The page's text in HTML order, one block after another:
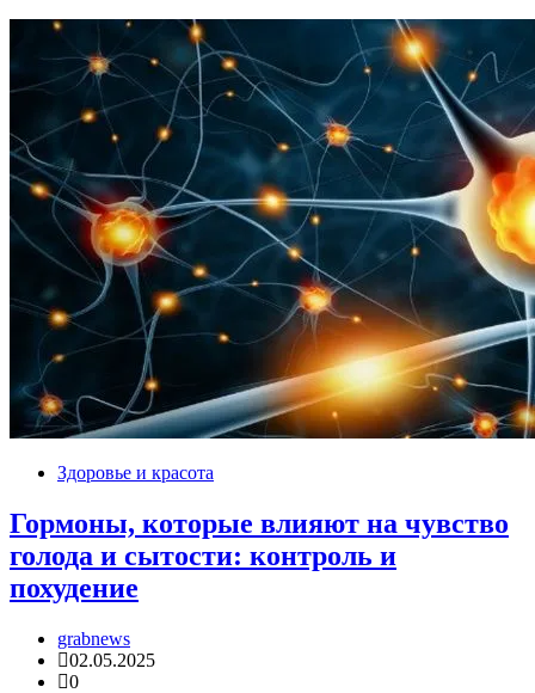
Здоровье и красота
Гормоны, которые влияют на чувство
голода и сытости: контроль и
похудение
grabnews
02.05.2025
0